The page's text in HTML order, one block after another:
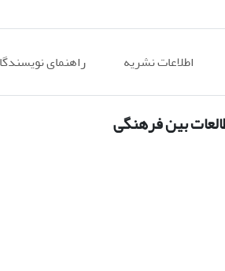
اطلاعات نشریه راهنمای
بین فرهنگی